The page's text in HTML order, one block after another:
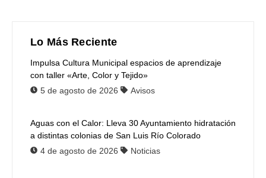
Lo Más Reciente
Impulsa Cultura Municipal espacios de aprendizaje
con taller «Arte, Color y Tejido»
5 de agosto de 2026
Avisos
Aguas con el Calor: Lleva 30 Ayuntamiento hidratación
a distintas colonias de San Luis Río Colorado
4 de agosto de 2026
Noticias